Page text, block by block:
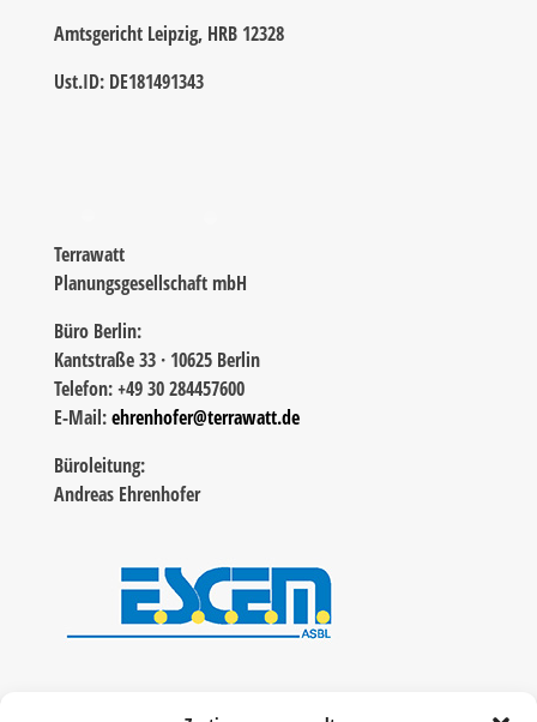
Amtsgericht Leipzig, HRB 12328
Ust.ID: DE181491343
Terrawatt
Planungsgesellschaft mbH
Büro Berlin:
Kantstraße 33 · 10625 Berlin
Telefon: +49 30 284457600
E-Mail:ehrenhofer@terrawatt.de
Büroleitung:
Andreas Ehrenhofer